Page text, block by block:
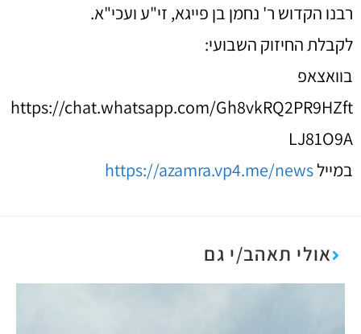
רבנו הקדוש ר' נחמן בן פייגא, זי"ע ועכי"א.
לקבלת החיזוק השבועי:
בוואצאפ
https://chat.whatsapp.com/Gh8vkRQ2PR9HZft
LJ81O9A
במיילhttps://azamra.vp4.me/news
אולי תאהב/י גם